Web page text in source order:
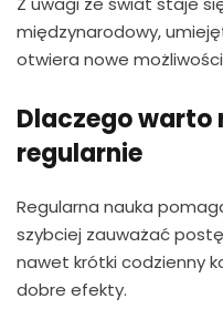
międzynarodowy,
otwiera nowe
Dlaczego warto
regularnie
Regularna nauka
szybciej zauważać
nawet krótki codzienny
dobre efekty.